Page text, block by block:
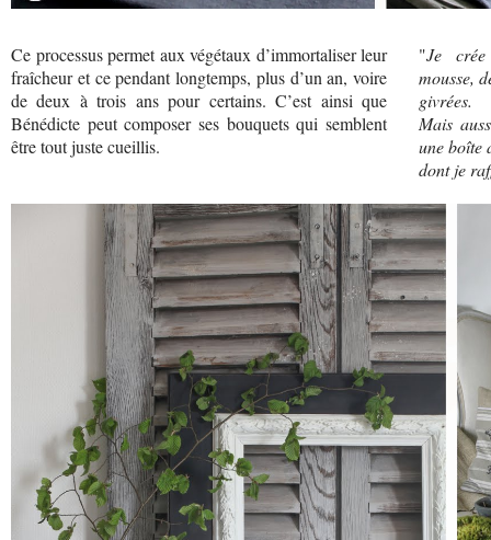
Ce processus permet aux végétaux d’immortaliser leur
fraîcheur et ce pendant longtemps, plus d’un an, voire
de deux à trois ans pour certains. C’est ainsi que
Bénédicte peut composer ses bouquets qui semblent
être tout juste cueillis.
"Je crée
mousse,
givrées.
Mais
une boîte
dont je